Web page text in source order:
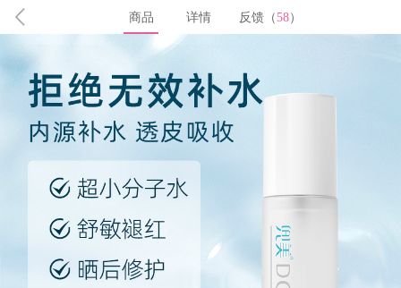
商品 详情 反馈（58）